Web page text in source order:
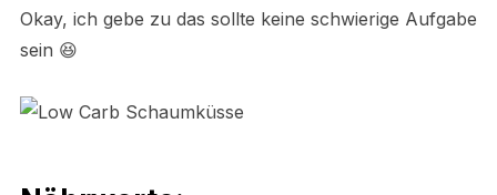
Okay, ich gebe zu das sollte keine schwierige Aufgabe
sein 😆